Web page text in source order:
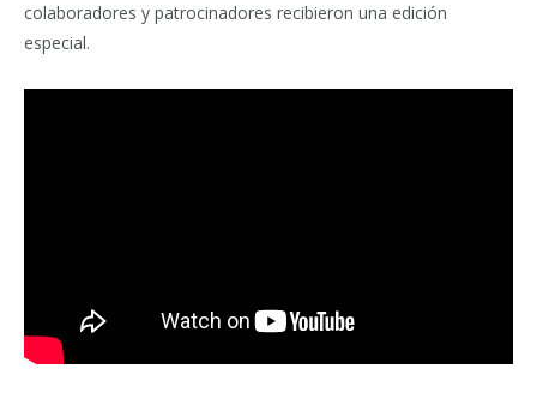
colaboradores y patrocinadores recibieron una edición
especial.